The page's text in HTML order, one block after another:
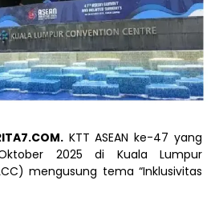
KTT ASEAN ke-47 yang
2025 di Kuala Lumpur
mengusung tema “Inklusivitas